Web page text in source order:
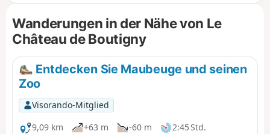
Wanderungen in der Nähe von Le
Château de Boutigny
Entdecken Sie Maubeuge und seinen
Zoo
Visorando-Mitglied
9,09 km
+63 m -60 m
2:45 Std.